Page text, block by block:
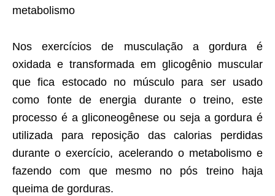
metabolismo
Nos exercícios de musculação a gordura é
oxidada e transformada em glicogênio muscular
que fica estocado no músculo para ser usado
como fonte de energia durante o treino, este
processo é a gliconeogênese ou seja a gordura é
utilizada para reposição das calorias perdidas
durante o exercício, acelerando o metabolismo e
fazendo com que mesmo no pós treino haja
queima de gorduras.